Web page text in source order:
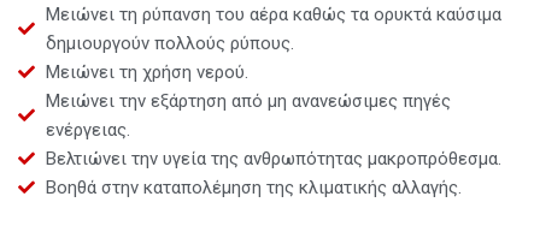
Μειώνει τη ρύπανση του αέρα καθώς τα ορυκτά καύσιμα
δημιουργούν πολλούς ρύπους.
Μειώνει τη χρήση νερού.
Μειώνει την εξάρτηση από μη ανανεώσιμες πηγές
ενέργειας.
Βελτιώνει την υγεία της ανθρωπότητας μακροπρόθεσμα.
Βοηθά στην καταπολέμηση της κλιματικής αλλαγής.